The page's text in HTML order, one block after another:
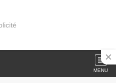
MENU